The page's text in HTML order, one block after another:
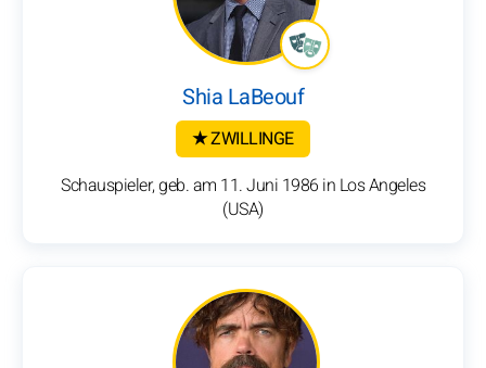
Shia LaBeouf
★ ZWILLINGE
Schauspieler, geb. am 11. Juni 1986 in Los Angeles
(USA)